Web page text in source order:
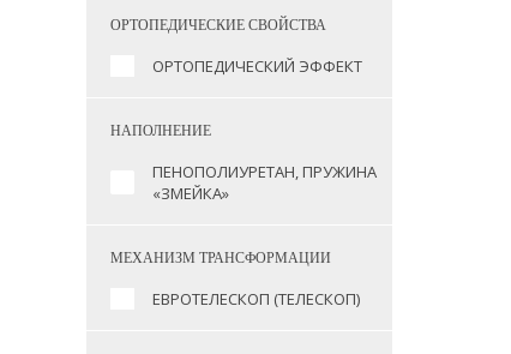
ОРТОПЕДИЧЕСКИЕ СВОЙСТВА
ОРТОПЕДИЧЕСКИЙ ЭФФЕКТ
НАПОЛНЕНИЕ
ПЕНОПОЛИУРЕТАН, ПРУЖИНА
«ЗМЕЙКА»
МЕХАНИЗМ ТРАНСФОРМАЦИИ
ЕВРОТЕЛЕСКОП (ТЕЛЕСКОП)